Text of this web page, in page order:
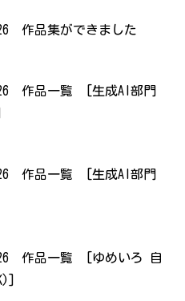
作品集ができました
作品一覧 [生成AI部門
作品一覧 [生成AI部門
作品一覧 [ゆめいろ 自